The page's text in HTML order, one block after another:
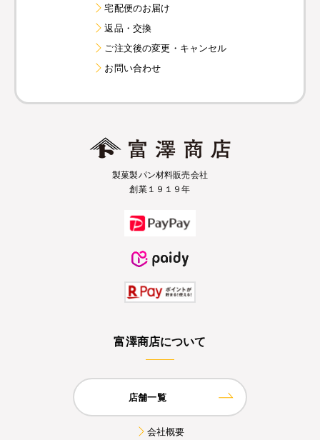
宅配便のお届け
返品・交換
ご注文後の変更・キャンセル
お問い合わせ
製菓製パン材料販売会社
創業１９１９年
富澤商店について
店舗一覧
会社概要